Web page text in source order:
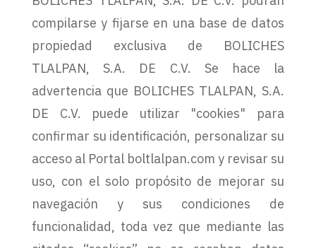
compilarse y fijarse en una base de datos
propiedad exclusiva de BOLICHES
TLALPAN, S.A. DE C.V. Se hace la
advertencia que BOLICHES TLALPAN, S.A.
DE C.V. puede utilizar "cookies" para
confirmar su identificación, personalizar su
acceso al Portal boltlalpan.com y revisar su
uso, con el solo propósito de mejorar su
navegación y sus condiciones de
funcionalidad, toda vez que mediante las